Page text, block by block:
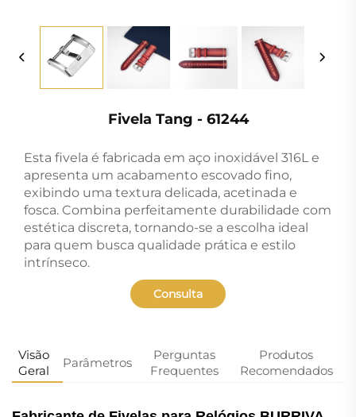
Fivela Tang - 61244
Esta fivela é fabricada em aço inoxidável 316L e
apresenta um acabamento escovado fino,
exibindo uma textura delicada, acetinada e
fosca. Combina perfeitamente durabilidade com
estética discreta, tornando-se a escolha ideal
para quem busca qualidade prática e estilo
intrínseco.
Consulta
Visão
Geral
Parâmetros
Perguntas
Frequentes
Produtos
Recomendados